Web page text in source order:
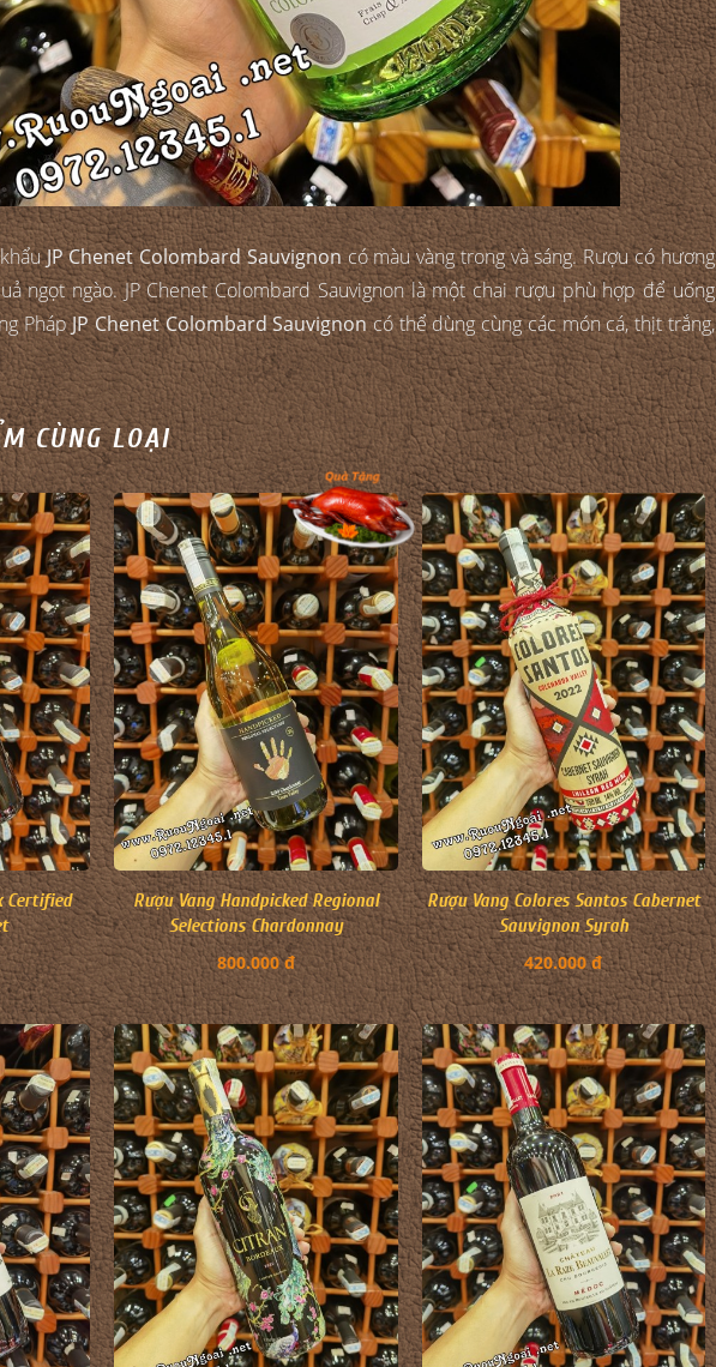
JP Chenet Colombard Sauvignoncó màu vàng trong và sáng. Rượu có hương
ngọt ngào. JP Chenet Colombard Sauvignon là một chai rượu phù hợp để uống
PhápJP Chenet Colombard Sauvignoncó thể dùng cùng các món cá, thịt trắng,
CÙNG LOẠI
Certified
Rượu Vang Handpicked Regional
Selections Chardonnay
800.000 đ
Rượu Vang Colores Santos Cabernet
Sauvignon Syrah
420.000 đ